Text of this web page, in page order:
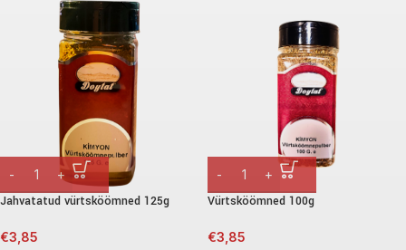
Jahvatatud vürtsköömned 125g
€3,85
Vürtsköömned 100g
€3,85